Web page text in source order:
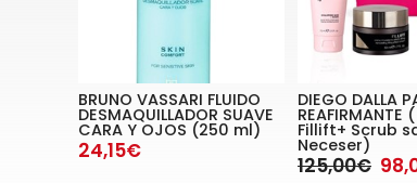
BRUNO VASSARI FLUIDO
DESMAQUILLADOR SUAVE
CARA Y OJOS (250 ml)
24,15€
DIEGO DALLA
REAFIRMANTE
Fillift+ Scrub
Neceser)
125,00€